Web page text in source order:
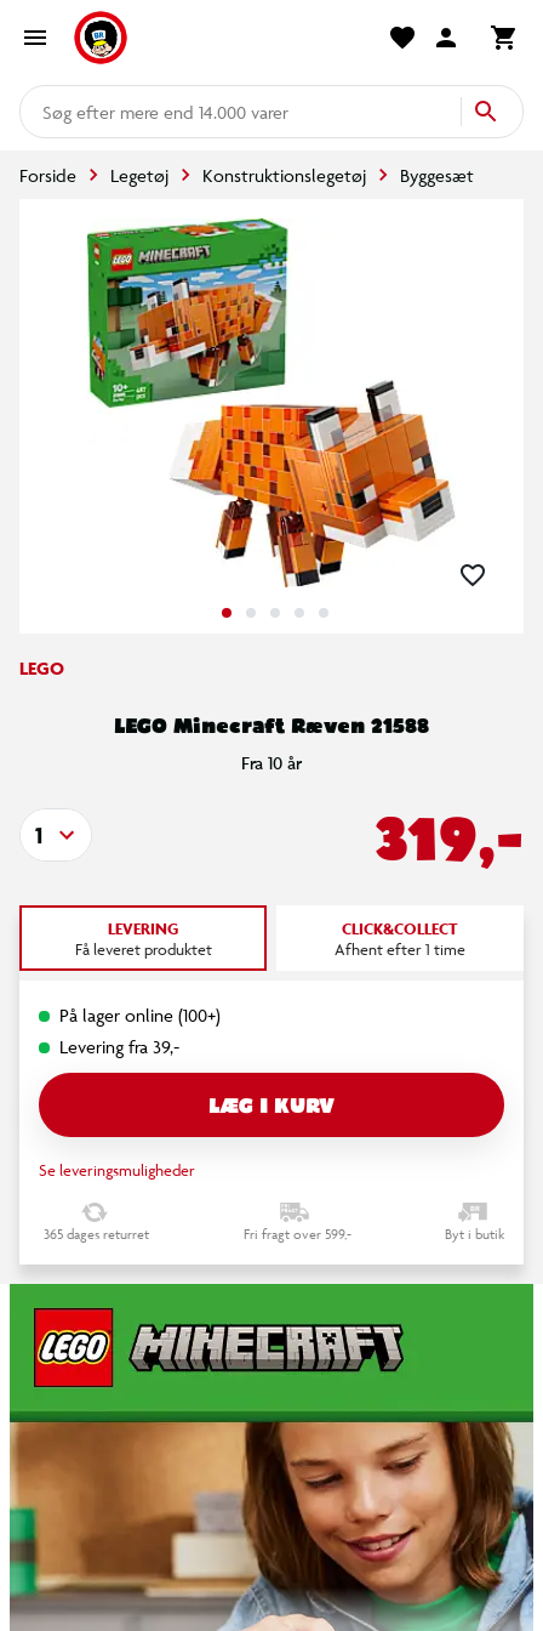
mere end 14.000 varer
Forside Legetøj Konstruktionslegetøj Byggesæt
LEGO
LEGO Minecraft Ræven 21588
Fra 10 år
319,-
1
LEVERING
Få leveret produktet
CLICK&COLLECT
Afhent efter 1 time
På lager online (100+)
Levering fra 39,-
LÆG I KURV
Se leveringsmuligheder
365 dages returret Fri fragt over 599,- Byt i butik